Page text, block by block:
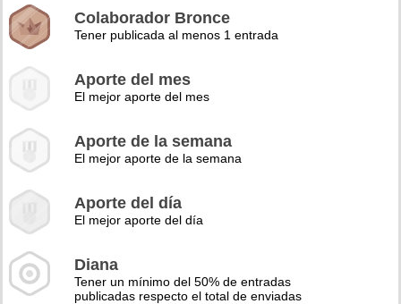
Colaborador Bronce
Tener publicada al menos 1 entrada
Aporte del mes
El mejor aporte del mes
Aporte de la semana
El mejor aporte de la semana
Aporte del día
El mejor aporte del día
Diana
Tener un mínimo del 50% de entradas
publicadas respecto el total de enviadas